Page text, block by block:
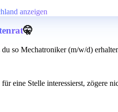
anzeigen
🤫
so Mechatroniker (m/w/d)
eine Stelle interessierst, zögere